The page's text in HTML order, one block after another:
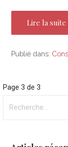
Lire la
Publié dans:
Article
navigation
Page 3 de 3